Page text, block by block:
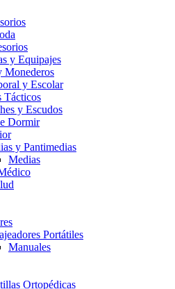
y Equipajes
Monederos
y Escolar
Tácticos
y Escudos
Dormir
y Pantimedias
Medias
Portátiles
Manuales
Ortopédicas